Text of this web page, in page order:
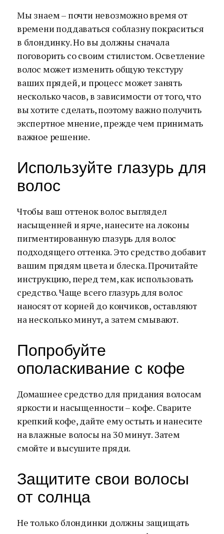
Мы знаем – почти невозможно время от
времени поддаваться соблазну покраситься
в блондинку. Но вы должны сначала
поговорить со своим стилистом. Осветление
волос может изменить общую текстуру
ваших прядей, и процесс может занять
несколько часов, в зависимости от того, что
вы хотите сделать, поэтому важно получить
экспертное мнение, прежде чем принимать
важное решение.
Используйте глазурь для
волос
Чтобы ваш оттенок волос выглядел
насыщенней и ярче, нанесите на локоны
пигментированную глазурь для волос
подходящего оттенка. Это средство добавит
вашим прядям цвета и блеска. Прочитайте
инструкцию, перед тем, как использовать
средство. Чаще всего глазурь для волос
наносят от корней до кончиков, оставляют
на несколько минут, а затем смывают.
Попробуйте
ополаскивание с кофе
Домашнее средство для придания волосам
яркости и насыщенности – кофе. Сварите
крепкий кофе, дайте ему остыть и нанесите
на влажные волосы на 30 минут. Затем
смойте и высушите пряди.
Защитите свои волосы
от солнца
Не только блондинки должны защищать